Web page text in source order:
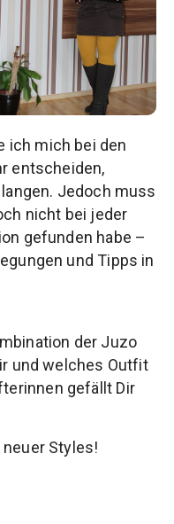
ich mich bei den
entscheiden,
Jedoch muss
nicht bei jeder
gefunden habe –
und Tipps in
der Juzo
und welches Outfit
gefällt Dir
Styles!